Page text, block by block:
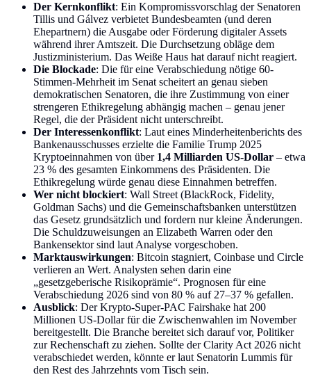
Der Kernkonflikt: Ein Kompromissvorschlag der Senatoren
Tillis und Gálvez verbietet Bundesbeamten (und deren
Ehepartnern) die Ausgabe oder Förderung digitaler Assets
während ihrer Amtszeit. Die Durchsetzung obläge dem
Justizministerium. Das Weiße Haus hat darauf nicht reagiert.
Die Blockade: Die für eine Verabschiedung nötige 60-
Stimmen-Mehrheit im Senat scheitert an genau sieben
demokratischen Senatoren, die ihre Zustimmung von einer
strengeren Ethikregelung abhängig machen – genau jener
Regel, die der Präsident nicht unterschreibt.
Der Interessenkonflikt: Laut eines Minderheitenberichts des
Bankenausschusses erzielte die Familie Trump 2025
Kryptoeinnahmen von über 1,4 Milliarden US-Dollar – etwa
23 % des gesamten Einkommens des Präsidenten. Die
Ethikregelung würde genau diese Einnahmen betreffen.
Wer nicht blockiert: Wall Street (BlackRock, Fidelity,
Goldman Sachs) und die Gemeinschaftsbanken unterstützen
das Gesetz grundsätzlich und fordern nur kleine Änderungen.
Die Schuldzuweisungen an Elizabeth Warren oder den
Bankensektor sind laut Analyse vorgeschoben.
Marktauswirkungen: Bitcoin stagniert, Coinbase und Circle
verlieren an Wert. Analysten sehen darin eine
„gesetzgeberische Risikoprämie“. Prognosen für eine
Verabschiedung 2026 sind von 80 % auf 27–37 % gefallen.
Ausblick: Der Krypto-Super-PAC Fairshake hat 200
Millionen US-Dollar für die Zwischenwahlen im November
bereitgestellt. Die Branche bereitet sich darauf vor, Politiker
zur Rechenschaft zu ziehen. Sollte der Clarity Act 2026 nicht
verabschiedet werden, könnte er laut Senatorin Lummis für
den Rest des Jahrzehnts vom Tisch sein.